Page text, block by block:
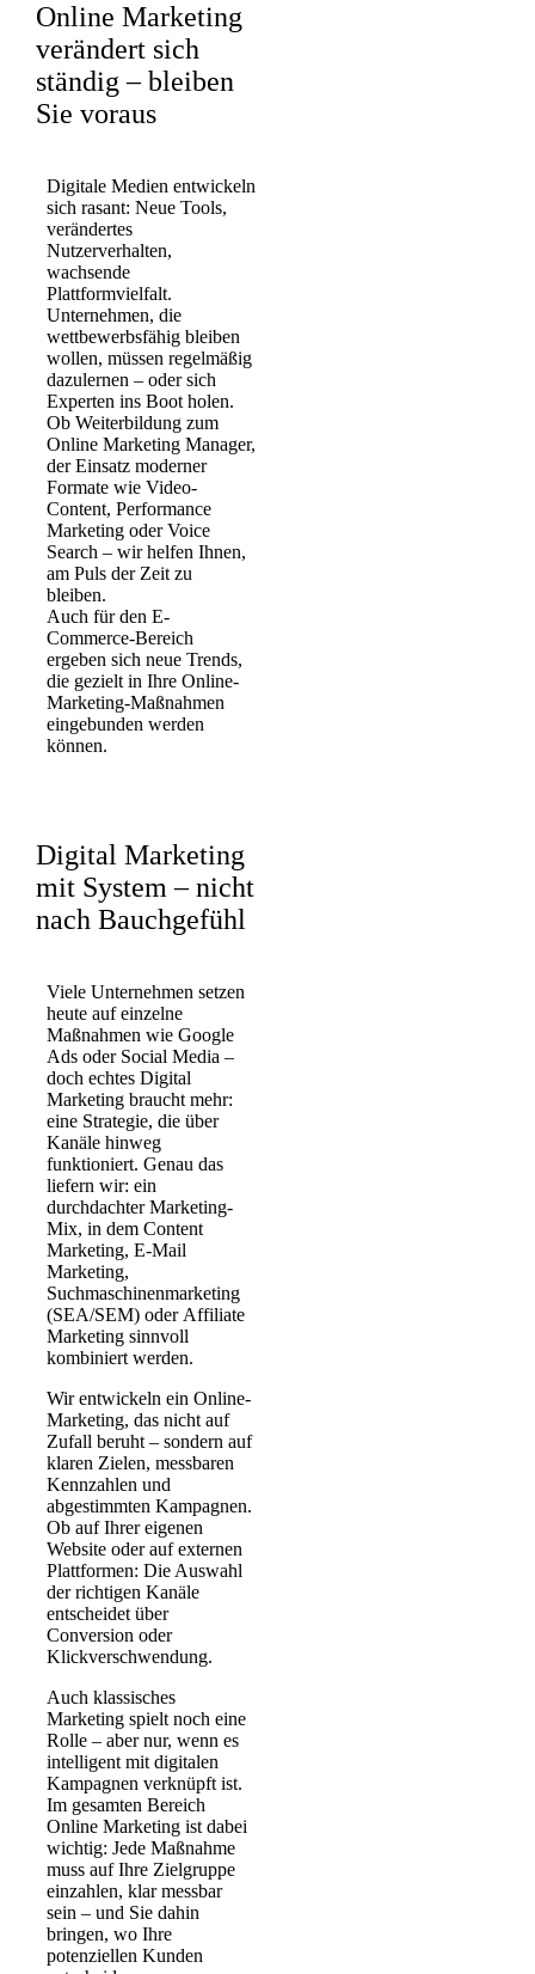
Online Marketing
verändert sich
ständig – bleiben
Sie voraus
Digitale Medien entwickeln
sich rasant: Neue Tools,
verändertes
Nutzerverhalten,
wachsende
Plattformvielfalt.
Unternehmen, die
wettbewerbsfähig bleiben
wollen, müssen regelmäßig
dazulernen – oder sich
Experten ins Boot holen.
Ob Weiterbildung zum
Online Marketing Manager,
der Einsatz moderner
Formate wie Video-
Content, Performance
Marketing oder Voice
Search – wir helfen Ihnen,
am Puls der Zeit zu
bleiben.
Auch für den E-
Commerce-Bereich
ergeben sich neue Trends,
die gezielt in Ihre Online-
Marketing-Maßnahmen
eingebunden werden
können.
Digital Marketing
mit System – nicht
nach Bauchgefühl
Viele Unternehmen setzen
heute auf einzelne
Maßnahmen wie Google
Ads oder Social Media –
doch echtes Digital
Marketing braucht mehr:
eine Strategie, die über
Kanäle hinweg
funktioniert. Genau das
liefern wir: ein
durchdachterMarketing-
Mix, in dem Content
Marketing, E-Mail
Marketing,
Suchmaschinenmarketing
(SEA/SEM) oder Affiliate
Marketing sinnvoll
kombiniert werden.
Wir entwickeln ein Online-
Marketing, das nicht auf
Zufall beruht – sondern auf
klaren Zielen, messbaren
Kennzahlen und
abgestimmten Kampagnen.
Ob auf Ihrer eigenen
Website oder auf externen
Plattformen: Die Auswahl
der richtigen Kanäle
entscheidet über
Conversion oder
Klickverschwendung.
Auch klassisches
Marketing spielt noch eine
Rolle – aber nur, wenn es
intelligent mit digitalen
Kampagnen verknüpft ist.
Im gesamten Bereich
Online Marketing ist dabei
wichtig: Jede Maßnahme
muss auf Ihre Zielgruppe
einzahlen, klar messbar
sein – und Sie dahin
bringen, wo Ihre
potenziellen Kunden